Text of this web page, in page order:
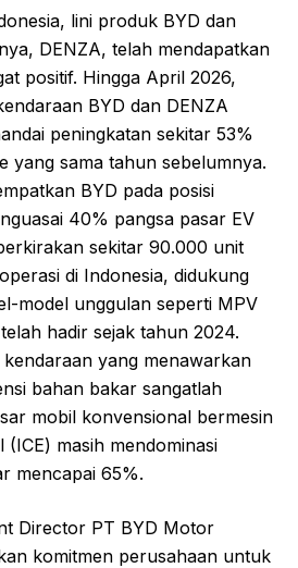
lini produk BYD dan
DENZA, telah mendapatkan
positif. Hingga April 2026,
BYD dan DENZA
peningkatan sekitar 53%
yang sama tahun sebelumnya.
BYD pada posisi
40% pangsa pasar EV
sekitar 90.000 unit
di Indonesia, didukung
model unggulan seperti MPV
hadir sejak tahun 2024.
yang menawarkan
bahan bakar sangatlah
mobil konvensional bermesin
masih mendominasi
mencapai 65%.
Director PT BYD Motor
komitmen perusahaan untuk